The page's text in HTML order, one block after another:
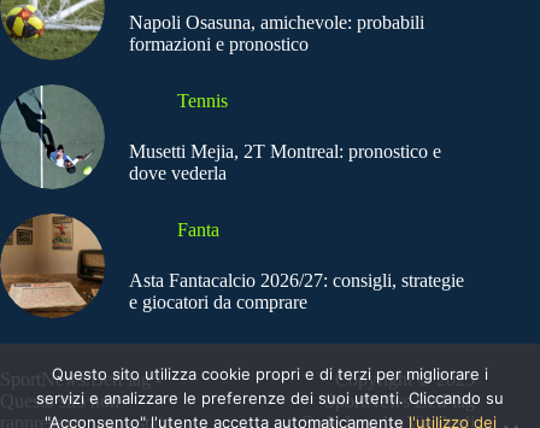
Napoli Osasuna, amichevole: probabili
formazioni e pronostico
Tennis
Musetti Mejia, 2T Montreal: pronostico e
dove vederla
Fanta
Asta Fantacalcio 2026/27: consigli, strategie
e giocatori da comprare
SportNews.BetFlag -
Questo sito non
rappresenta una testata
Copyright © 2025
SportNews BetFlag
Sede Legale: Via degli
Questo sito utilizza cookie propri e di terzi per migliorare i
servizi e analizzare le preferenze dei suoi utenti. Cliccando su
"Acconsento" l'utente accetta automaticamente l'utilizzo dei